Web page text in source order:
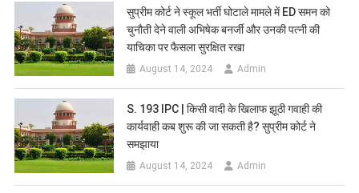
सुप्रीम कोर्ट ने स्कूल भर्ती घोटाले मामले में ED समन को
चुनौती देने वाली अभिषेक बनर्जी और उनकी पत्नी की
याचिका पर फैसला सुरक्षित रखा
August 14, 2024 Admin
S. 193 IPC | किसी वादी के खिलाफ झूठी गवाही की
कार्यवाही कब शुरू की जा सकती है? सुप्रीम कोर्ट ने
समझाया
August 14, 2024 Admin